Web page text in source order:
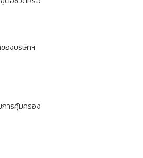
องบริษัทฯ
ารคุ้มครอง